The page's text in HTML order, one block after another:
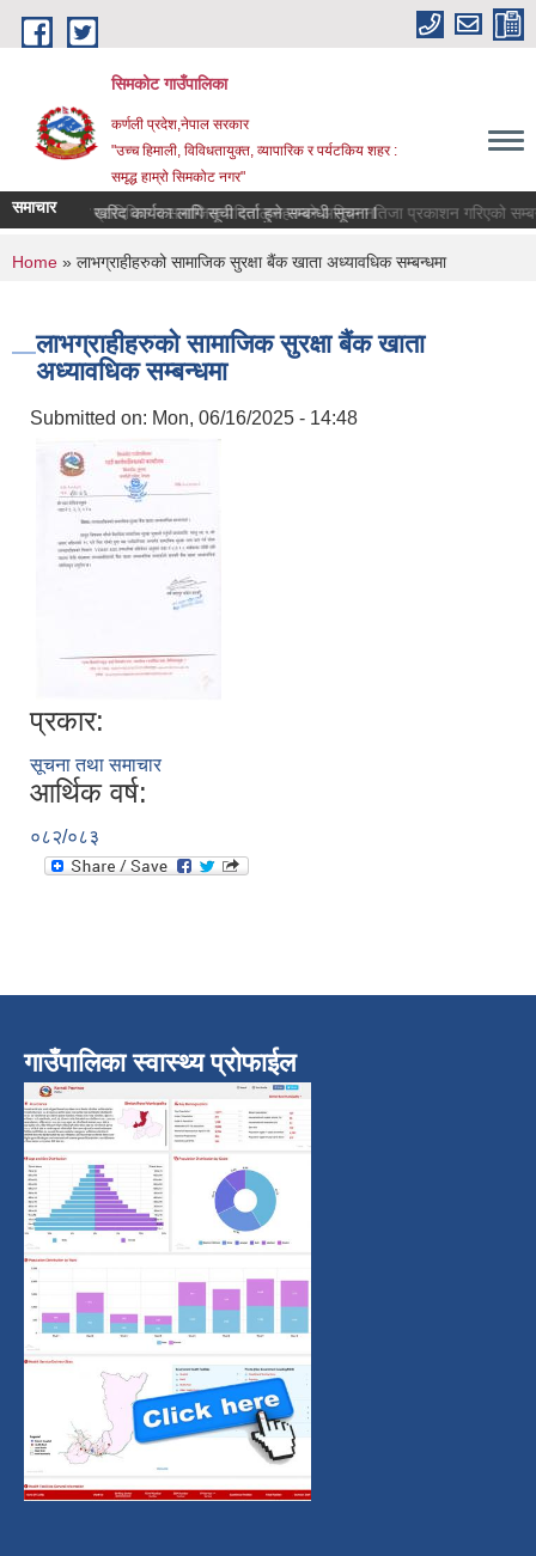
Skip to main content
सिमकोट गाउँपालिका
कर्णली प्रदेश,नेपाल सरकार
"उच्च हिमाली, विविधतायुक्त, व्यापारिक र पर्यटकिय शहर :
समृद्ध हाम्रो सिमकोट नगर"
समाचार सेवा खरिद कार्यका लागि सूची दर्ता हुने सम्बन्धी सूचना l
वास प्राविधिक र सामाजिक परिचालकहरुको अन्तिम नतिजा प्रकाशन
You are here
Home » लाभग्राहीहरुको सामाजिक सुरक्षा बैंक खाता अध्यावधिक सम्बन्धमा
लाभग्राहीहरुको सामाजिक सुरक्षा बैंक खाता
अध्यावधिक सम्बन्धमा
Submitted on: Mon, 06/16/2025 - 14:48
प्रकार:
सूचना तथा समाचार
आर्थिक वर्ष:
०८२/०८३
गाउँपालिका स्वास्थ्य प्रोफाईल